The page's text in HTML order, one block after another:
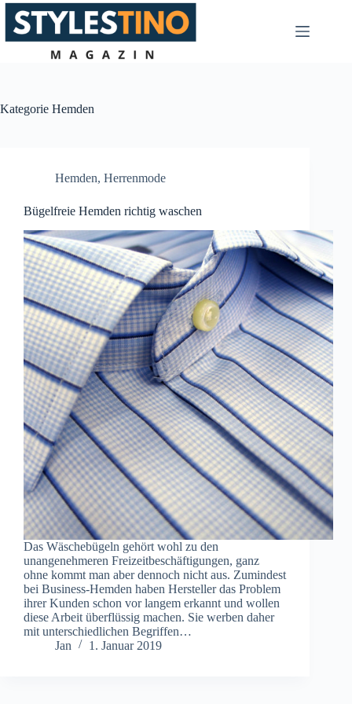
Zum
Inhalt
springen
Kategorie Hemden
Hemden, Herrenmode
Bügelfreie Hemden richtig waschen
Das Wäschebügeln gehört wohl zu den
unangenehmeren Freizeitbeschäftigungen, ganz
ohne kommt man aber dennoch nicht aus. Zumindest
bei Business-Hemden haben Hersteller das Problem
ihrer Kunden schon vor langem erkannt und wollen
diese Arbeit überflüssig machen. Sie werben daher
mit unterschiedlichen Begriffen…
Jan
1. Januar 2019